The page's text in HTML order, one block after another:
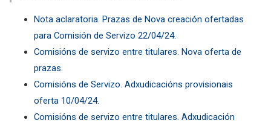
Nota aclaratoria. Prazas de Nova creación ofertadas
para Comisión de Servizo 22/04/24.
Comisións de servizo entre titulares. Nova oferta de
prazas.
Comisións de Servizo. Adxudicacións provisionais
oferta 10/04/24.
Comisións de servizo entre titulares. Adxudicación